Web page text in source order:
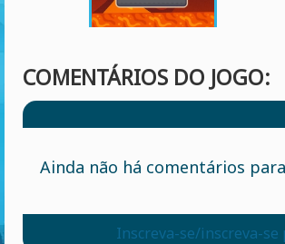
COMENTÁRIOS DO JOGO:
Ainda não há comentários
Inscreva-se/inscreva-